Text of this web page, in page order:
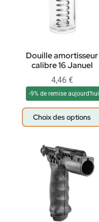
Douille amortisseur
calibre 16 Januel
4,46 €
-9% de remise aujourd'hui
Choix des options